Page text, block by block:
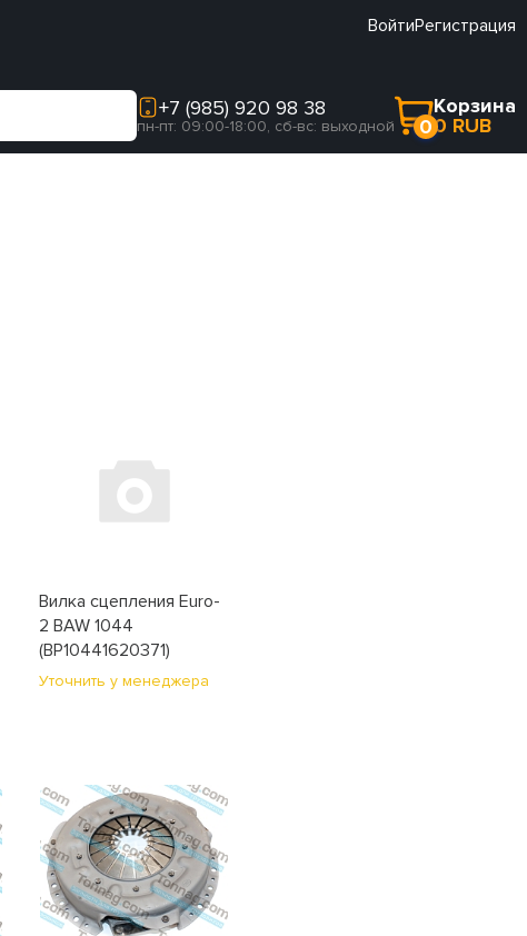
ВойтиРегистрация
+7 (985) 920 98 38
пн-пт: 09:00-18:00, сб-вс: выходной 0
Корзина
0 RUB
Вилка сцепления Euro-
2 BAW 1044
(BP10441620371)
Уточнить у менеджера